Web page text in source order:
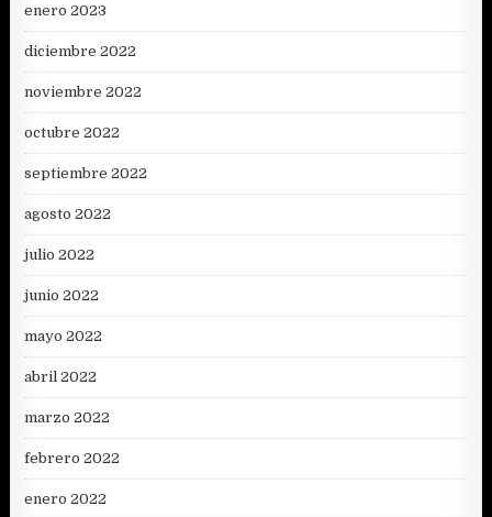
enero 2023
diciembre 2022
noviembre 2022
octubre 2022
septiembre 2022
agosto 2022
julio 2022
junio 2022
mayo 2022
abril 2022
marzo 2022
febrero 2022
enero 2022